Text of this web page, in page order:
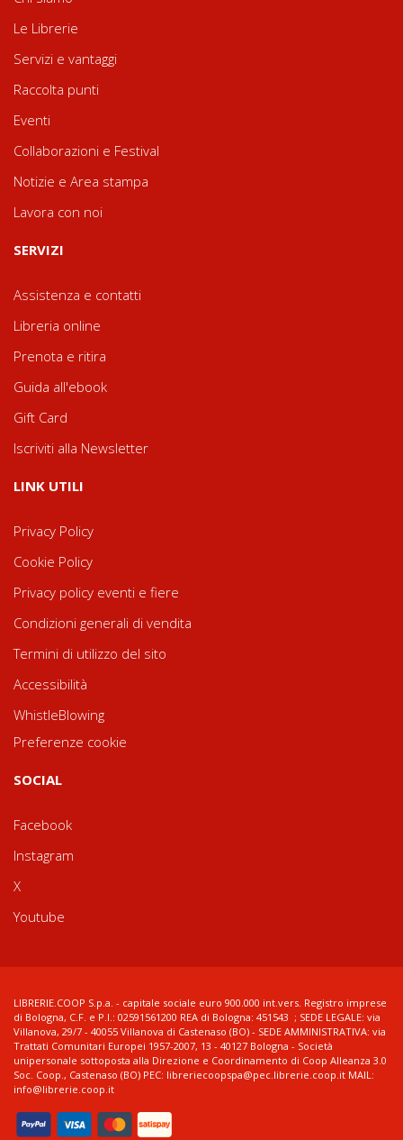
Le Librerie
Servizi e vantaggi
Raccolta punti
Eventi
Collaborazioni e Festival
Notizie e Area stampa
Lavora con noi
SERVIZI
Assistenza e contatti
Libreria online
Prenota e ritira
Guida all'ebook
Gift Card
Iscriviti alla Newsletter
LINK UTILI
Privacy Policy
Cookie Policy
Privacy policy eventi e fiere
Condizioni generali di vendita
Termini di utilizzo del sito
Accessibilità
WhistleBlowing
Preferenze cookie
SOCIAL
Facebook
Instagram
X
Youtube
LIBRERIE.COOP S.p.a. - capitale sociale euro 900.000 int.vers. Registro imprese
di Bologna, C.F. e P.I.: 02591561200 REA di Bologna: 451543 ; SEDE LEGALE: via
Villanova, 29/7 - 40055 Villanova di Castenaso (BO) - SEDE AMMINISTRATIVA: via
Trattati Comunitari Europei 1957-2007, 13 - 40127 Bologna - Società
unipersonale sottoposta alla Direzione e Coordinamento di Coop Alleanza 3.0
Soc. Coop., Castenaso (BO) PEC: libreriecoopspa@pec.librerie.coop.it MAIL:
info@librerie.coop.it